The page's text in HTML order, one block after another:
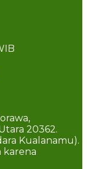
20362.
Kualanamu).
karena